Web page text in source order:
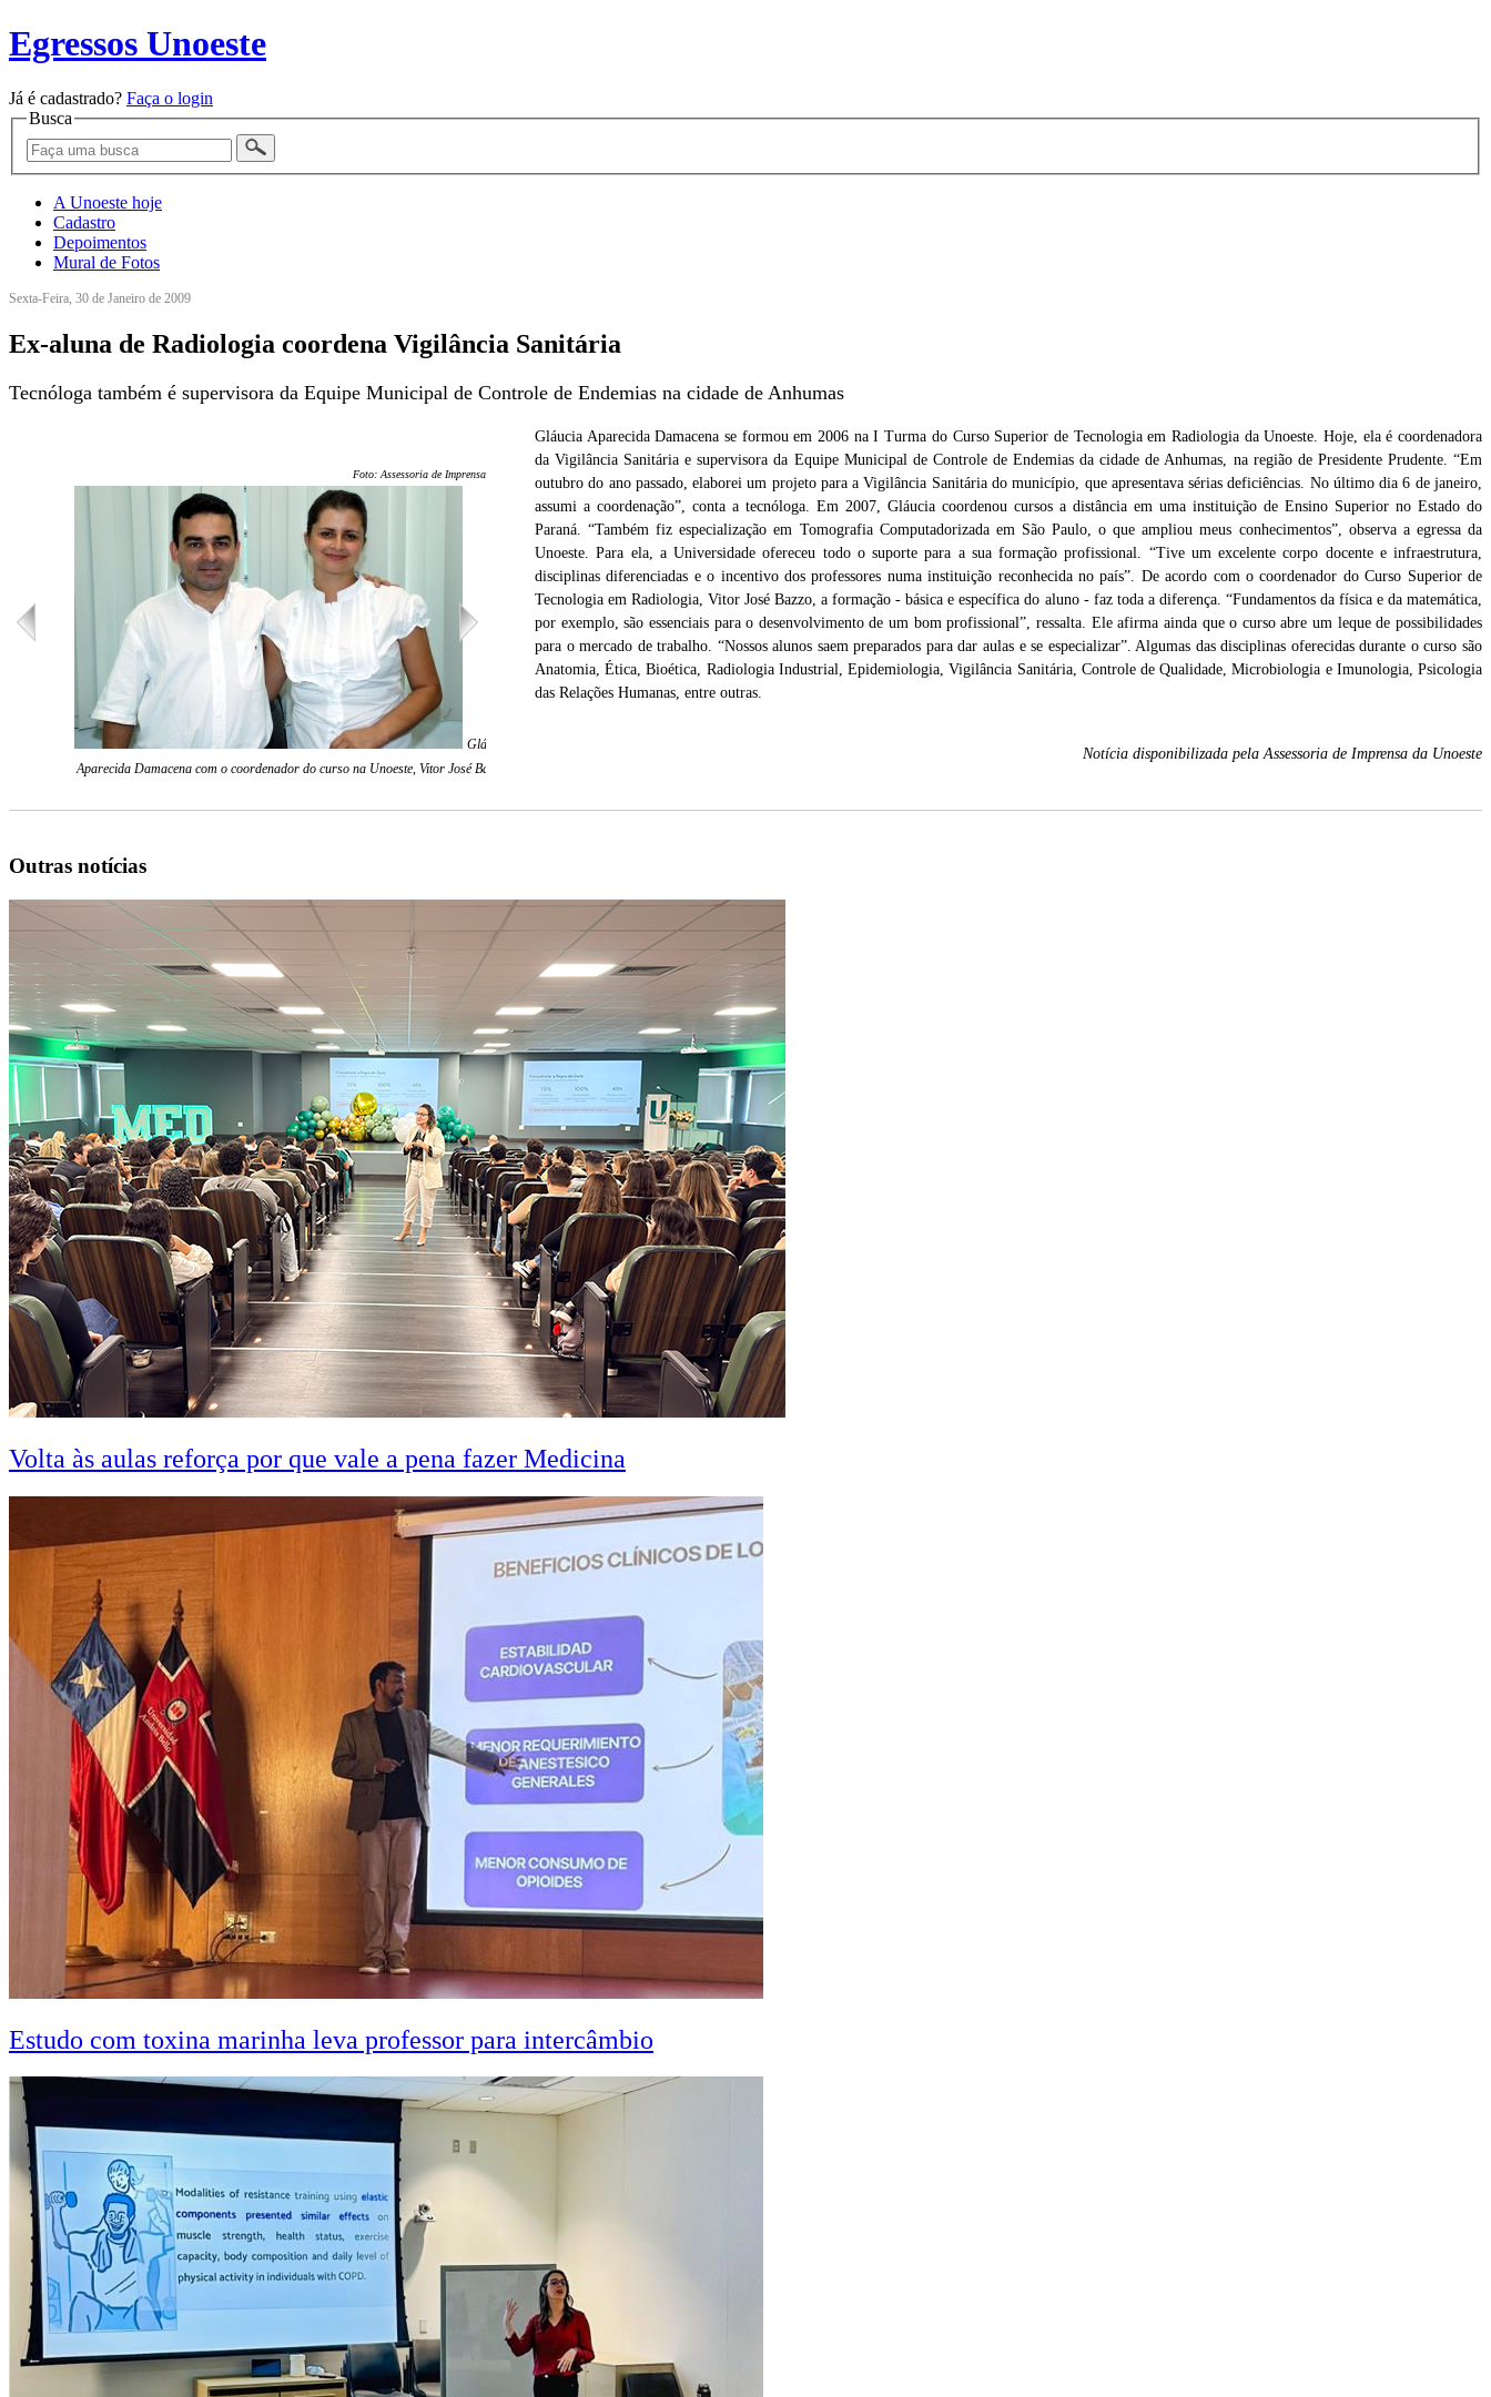
Egressos Unoeste
Já é cadastrado? Faça o login
Busca
A Unoeste hoje
Cadastro
Depoimentos
Mural de Fotos
Sexta-Feira, 30 de Janeiro de 2009
Ex-aluna de Radiologia coordena Vigilância Sanitária
Tecnóloga também é supervisora da Equipe Municipal de Controle de Endemias na cidade de Anhumas
Foto: Assessoria de Imprensa/Unoeste
Gláucia
Aparecida Damacena com o coordenador do curso na Unoeste, Vitor José Bazzo
Gláucia Aparecida Damacena se formou em 2006 na I Turma do Curso Superior de Tecnologia em Radiologia da Unoeste. Hoje, ela é coordenadora
da Vigilância Sanitária e supervisora da Equipe Municipal de Controle de Endemias da cidade de Anhumas, na região de Presidente Prudente. “Em
outubro do ano passado, elaborei um projeto para a Vigilância Sanitária do município, que apresentava sérias deficiências. No último dia 6 de janeiro,
assumi a coordenação”, conta a tecnóloga. Em 2007, Gláucia coordenou cursos a distância em uma instituição de Ensino Superior no Estado do
Paraná. “Também fiz especialização em Tomografia Computadorizada em São Paulo, o que ampliou meus conhecimentos”, observa a egressa da
Unoeste. Para ela, a Universidade ofereceu todo o suporte para a sua formação profissional. “Tive um excelente corpo docente e infraestrutura,
disciplinas diferenciadas e o incentivo dos professores numa instituição reconhecida no país”. De acordo com o coordenador do Curso Superior de
Tecnologia em Radiologia, Vitor José Bazzo, a formação - básica e específica do aluno - faz toda a diferença. “Fundamentos da física e da matemática,
por exemplo, são essenciais para o desenvolvimento de um bom profissional”, ressalta. Ele afirma ainda que o curso abre um leque de possibilidades
para o mercado de trabalho. “Nossos alunos saem preparados para dar aulas e se especializar”. Algumas das disciplinas oferecidas durante o curso são
Anatomia, Ética, Bioética, Radiologia Industrial, Epidemiologia, Vigilância Sanitária, Controle de Qualidade, Microbiologia e Imunologia, Psicologia
das Relações Humanas, entre outras.
Notícia disponibilizada pela Assessoria de Imprensa da Unoeste
Outras notícias
Volta às aulas reforça por que vale a pena fazer Medicina
Estudo com toxina marinha leva professor para intercâmbio